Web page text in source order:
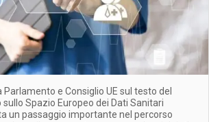
Parlamento e Consiglio UE sul testo del
Spazio Europeo dei Dati Sanitari
un passaggio importante nel percorso